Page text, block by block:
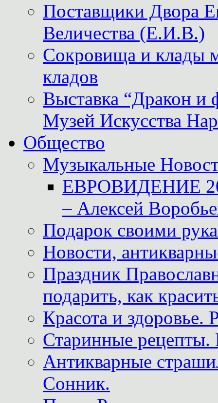
Поставщики
Величества (Е.И.В.)
Сокровища и клады
кладов
Выставка “Дракон и
Музей Искусства
Общество
Музыкальные
ЕВРОВИДЕНИЕ
– Алексей
Подарок своими
Новости,
Праздник
подарить, как
Красота и здоровье.
Старинные рецепты.
Антикварные
Сонник.